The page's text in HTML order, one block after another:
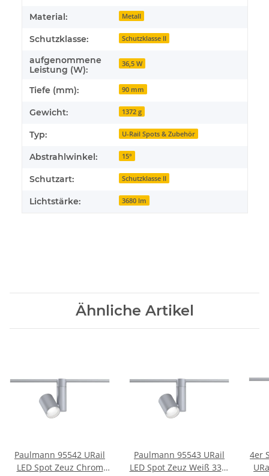
Material: Metall
Schutzklasse: Schutzklasse II
aufgenommene
Leistung (W):
36,5 W
Tiefe (mm): 90 mm
Gewicht: 1372 g
Typ: U-Rail Spots & Zubehör
Abstrahlwinkel: 15°
Schutzart: Schutzklasse II
Lichtstärke: 3680 lm
Ähnliche Artikel
Paulmann 95542 URail
LED Spot Zeuz Chrom
Paulmann 95543 URail
LED Spot Zeuz Weiß 33W
4er